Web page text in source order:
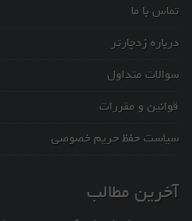
تماس با ما
درباره زدچارتر
سوالات متداول
قوانین و مقررات
سیاست حفظ حریم خصوصی
آخرین مطالب